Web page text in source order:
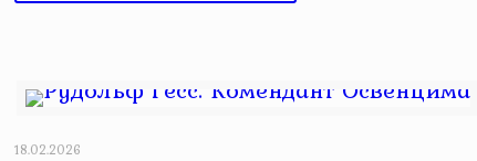
18.02.2026